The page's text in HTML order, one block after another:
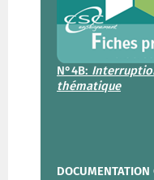
N°4B:
thématique
DOCUMENTATION